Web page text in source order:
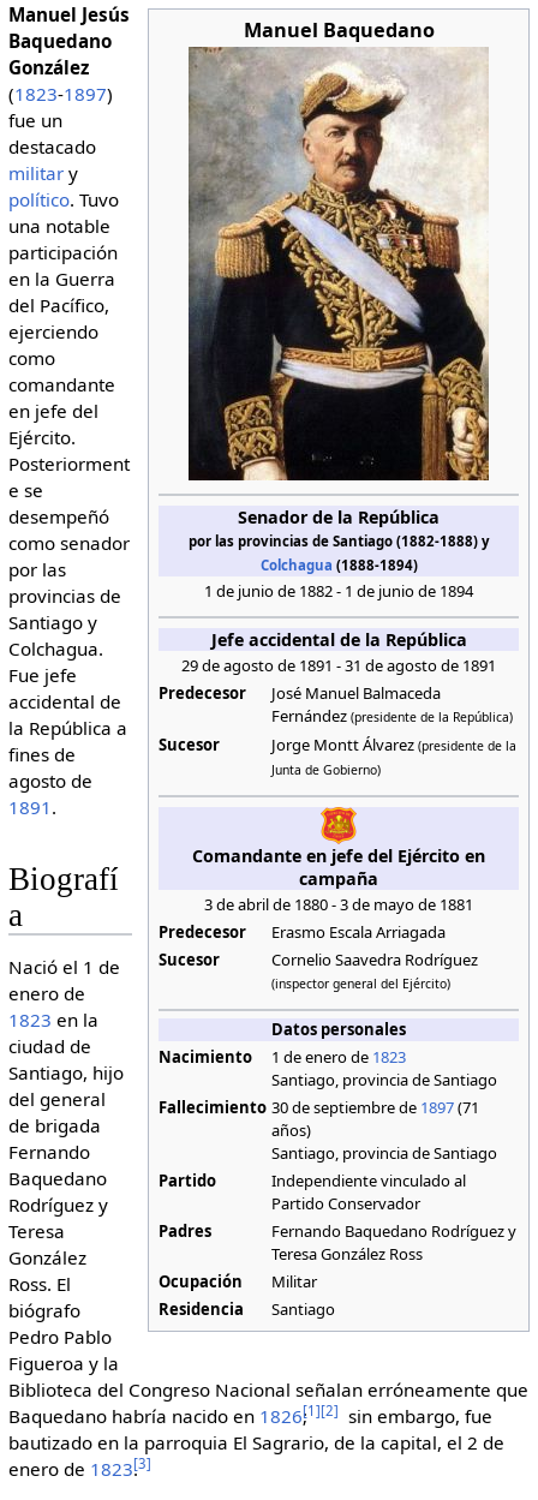
Manuel Baquedano
Senador de la República
por las provincias de Santiago (1882-1888) y
Colchagua (1888-1894)
1 de junio de 1882 - 1 de junio de 1894
Jefe accidental de la República
29 de agosto de 1891 - 31 de agosto de 1891
Predecesor
José Manuel Balmaceda
Fernández(presidente de la República)
Sucesor Jorge Montt Álvarez(presidente de la
Junta de Gobierno)
Comandante en jefe del Ejército en
campaña
3 de abril de 1880 - 3 de mayo de 1881
Predecesor
Erasmo Escala Arriagada
Sucesor
Cornelio Saavedra Rodríguez
(inspector general del Ejército)
Datos personales
Nacimiento
1 de enero de 1823
Santiago, provincia de Santiago
Fallecimiento 30 de septiembre de 1897(71
años)
Santiago, provincia de Santiago
Partido
Independiente vinculado al
Partido Conservador
Padres
Fernando Baquedano Rodríguez y
Teresa González Ross
Ocupación
Militar
Residencia
Santiago
Manuel Jesús
Baquedano
González
(1823-1897)
fue un
destacado
military
político. Tuvo
una notable
participación
en la Guerra
del Pacífico,
ejerciendo
como
comandante
en jefe del
Ejército.
Posteriorment
e se
desempeñó
como senador
por las
provincias de
Santiago y
Colchagua.
Fue jefe
accidental de
la República a
fines de
agosto de
1891 .
Biografí
a
Nació el 1 de
enero de
1823 en la
ciudad de
Santiago, hijo
del general
de brigada
Fernando
Baquedano
Rodríguez y
Teresa
González
Ross. El
biógrafo
Pedro Pablo
Figueroa y la
Biblioteca del Congreso Nacional señalan erróneamente que
Baquedano habría nacido en 1826;[1 ][2] sin embargo, fue
bautizado en la parroquia El Sagrario, de la capital, el 2 de
enero de 1823.[3]